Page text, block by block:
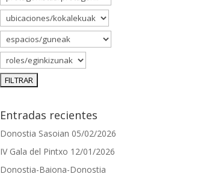
Entradas recientes
Donostia Sasoian 05/02/2026
IV Gala del Pintxo 12/01/2026
Donostia-Baiona-Donostia